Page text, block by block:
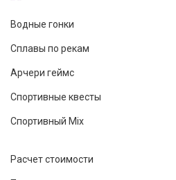
Водные гонки
Сплавы по рекам
Арчери геймс
Спортивные квесты
Спортивный Mix
Расчет стоимости